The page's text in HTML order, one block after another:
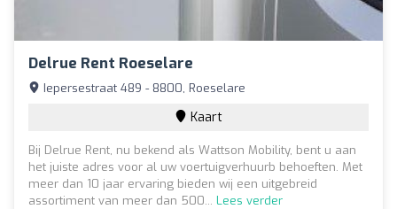
Delrue Rent Roeselare
Iepersestraat 489 - 8800, Roeselare
Kaart
Bij Delrue Rent, nu bekend als Wattson Mobility, bent u aan
het juiste adres voor al uw voertuigverhuurb behoeften. Met
meer dan 10 jaar ervaring bieden wij een uitgebreid
assortiment van meer dan 500... Lees verder